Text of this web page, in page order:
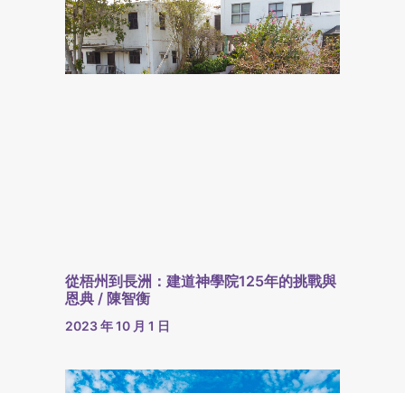
從梧州到長洲：建道神學院125年的挑戰與
恩典 / 陳智衡
2023 年 10 月 1 日